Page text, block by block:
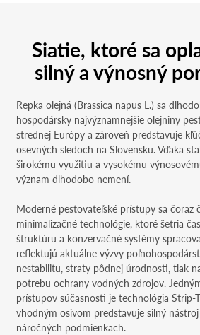
Siatie, ktoré sa
silný a výnosný
Repka olejná (Brassica napus L.) sa
hospodársky najvýznamnejšie olejniny
strednej Európy a zároveň predstavuje
osevných sledoch na Slovensku. Vďaka
širokému využitiu a vysokému
význam dlhodobo nemení.
Moderné pestovateľské prístupy sa čoraz
minimalizačné technológie, ktoré šetria
štruktúru a konzervačné systémy
reflektujú aktuálne výzvy
nestabilitu, straty pôdnej úrodnosti, tlak
potrebu ochrany vodných zdrojov.
prístupov súčasnosti je technológia Strip-
vhodným osivom predstavuje silný
náročných podmienkach.